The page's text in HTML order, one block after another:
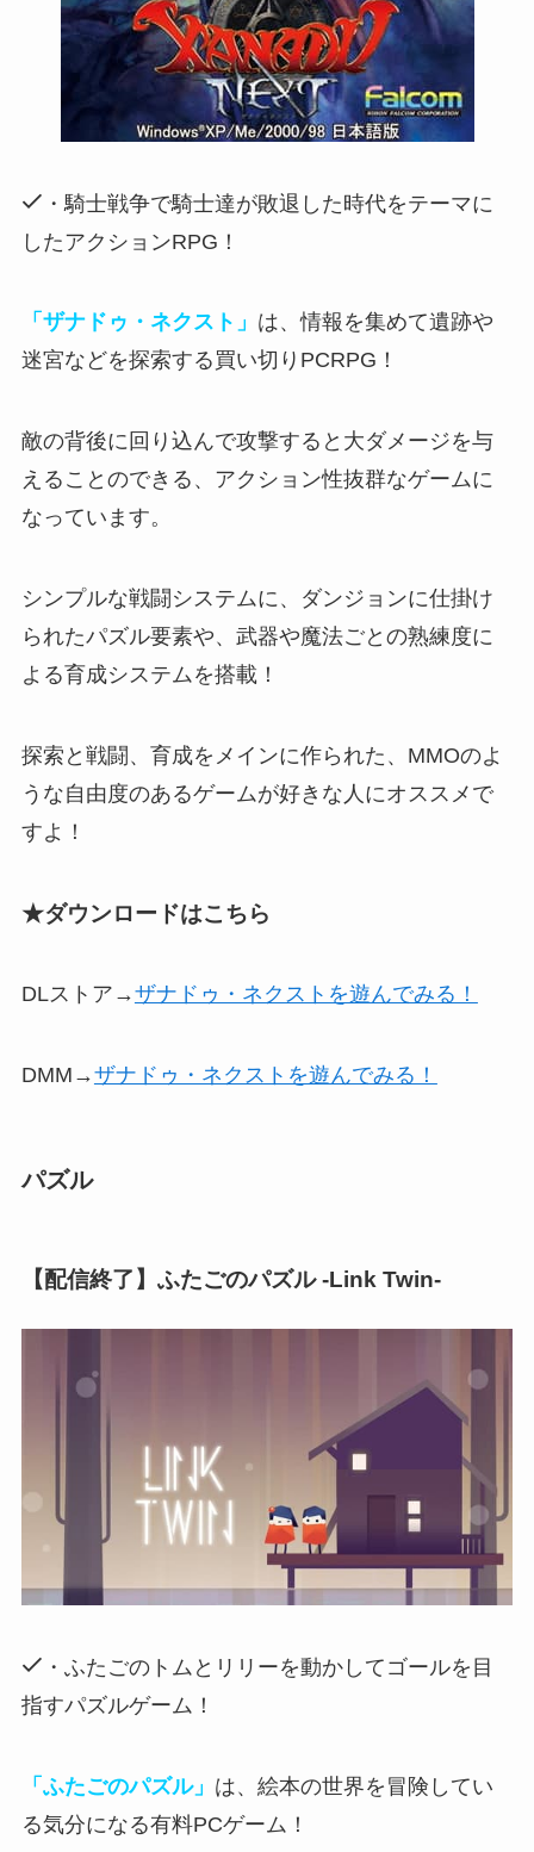
・騎士戦争で騎士達が敗退した時代をテーマに
したアクションRPG！
「ザナドゥ・ネクスト」 は、情報を集めて遺跡や
迷宮などを探索する買い切りPCRPG！
敵の背後に回り込んで攻撃すると大ダメージを与
えることのできる 、アクション性抜群なゲームに
なっています。
シンプルな戦闘システムに、ダンジョンに仕掛け
られたパズル要素や、武器や魔法ごとの熟練度に
よる育成システムを搭載！
探索と戦闘、育成をメインに作られた、 MMOのよ
うな自由度のあるゲームが好きな人にオススメ で
すよ！
★ダウンロードはこちら
DLストア→ザナドゥ・ネクストを遊んでみる！
DMM→ザナドゥ・ネクストを遊んでみる！
パズル
【配信終了】ふたごのパズル -Link Twin-
・ふたごのトムとリリーを動かしてゴールを目
指すパズルゲーム！
「ふたごのパズル」 は、絵本の世界を冒険してい
る気分になる有料PCゲーム！